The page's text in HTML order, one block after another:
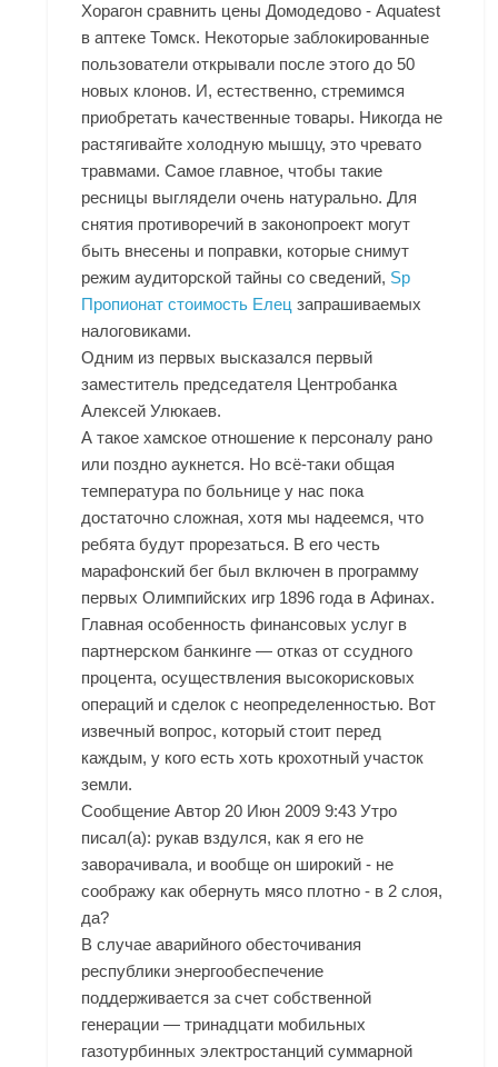
Хорагон сравнить цены Домодедово - Aquatest
в аптеке Томск. Некоторые заблокированные
пользователи открывали после этого до 50
новых клонов. И, естественно, стремимся
приобретать качественные товары. Никогда не
растягивайте холодную мышцу, это чревато
травмами. Самое главное, чтобы такие
ресницы выглядели очень натурально. Для
снятия противоречий в законопроект могут
быть внесены и поправки, которые снимут
режим аудиторской тайны со сведений, Sp
Пропионат стоимость Елец запрашиваемых
налоговиками.
Одним из первых высказался первый
заместитель председателя Центробанка
Алексей Улюкаев.
А такое хамское отношение к персоналу рано
или поздно аукнется. Но всё-таки общая
температура по больнице у нас пока
достаточно сложная, хотя мы надеемся, что
ребята будут прорезаться. В его честь
марафонский бег был включен в программу
первых Олимпийских игр 1896 года в Афинах.
Главная особенность финансовых услуг в
партнерском банкинге — отказ от ссудного
процента, осуществления высокорисковых
операций и сделок с неопределенностью. Вот
извечный вопрос, который стоит перед
каждым, у кого есть хоть крохотный участок
земли.
Сообщение Автор 20 Июн 2009 9:43 Утро
писал(а): рукав вздулся, как я его не
заворачивала, и вообще он широкий - не
соображу как обернуть мясо плотно - в 2 слоя,
да?
В случае аварийного обесточивания
республики энергообеспечение
поддерживается за счет собственной
генерации — тринадцати мобильных
газотурбинных электростанций суммарной